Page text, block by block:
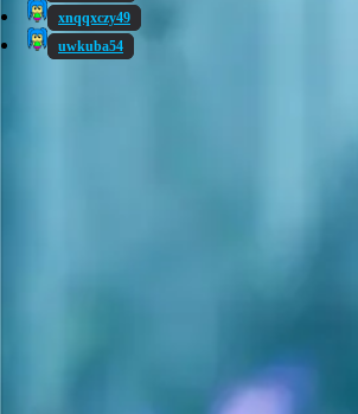
xnqqxczy49
uwkuba54